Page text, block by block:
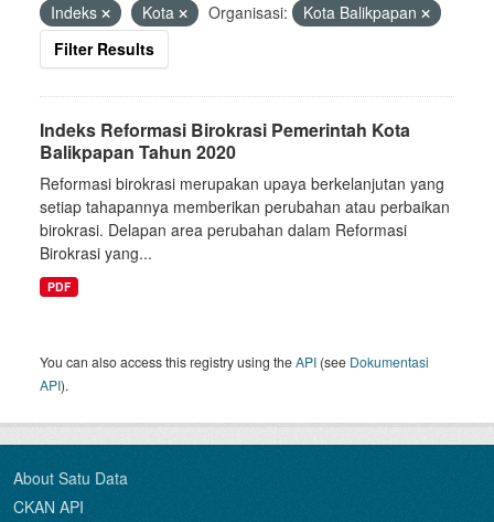
Indeks
Kota Organisasi:
Kota Balikpapan
Filter Results
Indeks Reformasi Birokrasi Pemerintah Kota
Balikpapan Tahun 2020
Reformasi birokrasi merupakan upaya berkelanjutan yang
setiap tahapannya memberikan perubahan atau perbaikan
birokrasi. Delapan area perubahan dalam Reformasi
Birokrasi yang...
PDF
You can also access this registry using theAPI (see Dokumentasi
API).
About Satu Data
CKAN API